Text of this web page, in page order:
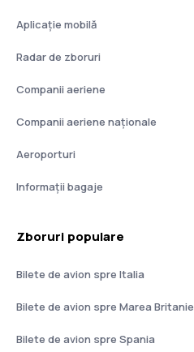
Aplicație mobilă
Radar de zboruri
Companii aeriene
Companii aeriene naţionale
Aeroporturi
Informații bagaje
Zboruri populare
Bilete de avion spre Italia
Bilete de avion spre Marea Britanie
Bilete de avion spre Spania